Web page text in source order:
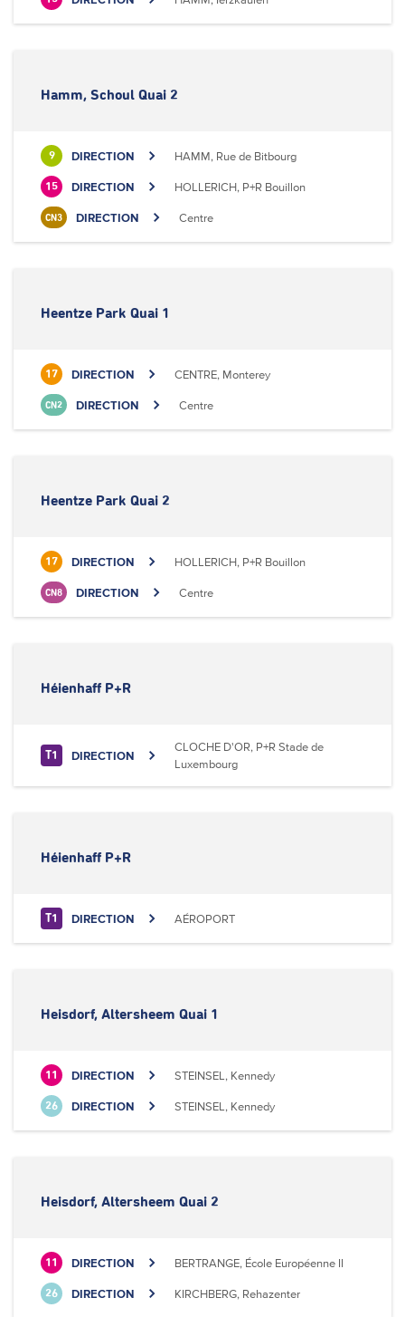
Hamm, Schoul Quai 2
9 DIRECTION HAMM, Rue de Bitbourg
15 DIRECTION HOLLERICH, P+R Bouillon
CN3 DIRECTION Centre
Heentze Park Quai 1
17 DIRECTION CENTRE, Monterey
CN2 DIRECTION Centre
Heentze Park Quai 2
17 DIRECTION HOLLERICH, P+R Bouillon
CN8 DIRECTION Centre
Héienhaff P+R
T1 DIRECTION
CLOCHE D'OR, P+R Stade de
Luxembourg
Héienhaff P+R
T1 DIRECTION AÉROPORT
Heisdorf, Altersheem Quai 1
11 DIRECTION STEINSEL, Kennedy
26 DIRECTION STEINSEL, Kennedy
Heisdorf, Altersheem Quai 2
11 DIRECTION BERTRANGE, École Européenne II
26 DIRECTION KIRCHBERG, Rehazenter